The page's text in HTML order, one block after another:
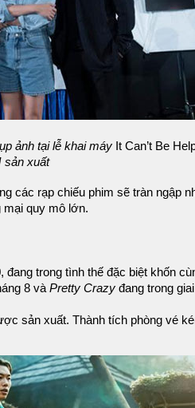
ảnh tại lễ khai máyIt Can’t Be
sản xuất
các rạp chiếu phim sẽ tràn ngập
mại quy mô lớn.
trong tình thế đặc biệt khốn
8 và Pretty Crazy đang trong
sản xuất. Thành tích phòng vé